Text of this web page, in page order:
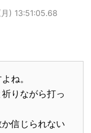
) 13:51:05.68
ね。
りながら打っ
信じられない